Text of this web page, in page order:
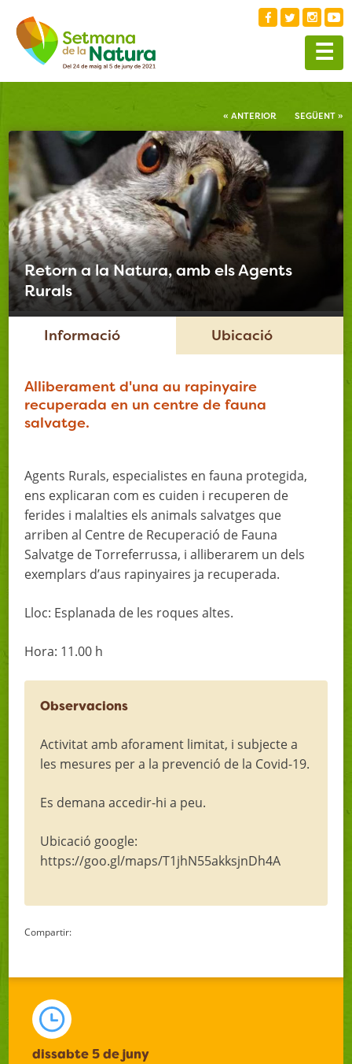
☰
« ANTERIOR SEGÜENT »
Retorn a la Natura, amb els Agents
Rurals
Informació Ubicació
Alliberament d'una au rapinyaire
recuperada en un centre de fauna
salvatge.
Agents Rurals, especialistes en fauna protegida,
ens explicaran com es cuiden i recuperen de
ferides i malalties els animals salvatges que
arriben al Centre de Recuperació de Fauna
Salvatge de Torreferrussa, i alliberarem un dels
exemplars d’aus rapinyaires ja recuperada.
Lloc: Esplanada de les roques altes.
Hora: 11.00 h
Observacions
Activitat amb aforament limitat, i subjecte a
les mesures per a la prevenció de la Covid-19.
Es demana accedir-hi a peu.
Ubicació google:
https://goo.gl/maps/T1jhN55akksjnDh4A
Compartir:
dissabte 5 de juny